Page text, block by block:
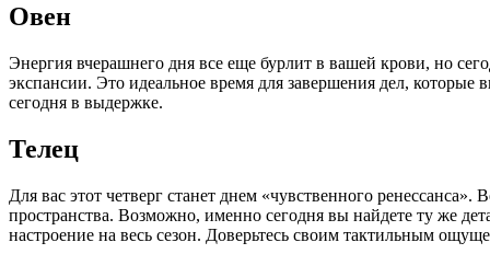
Овен
Энергия вчерашнего дня все еще бурлит в вашей крови, но
экспансии. Это идеальное время для завершения дел, которые
сегодня в выдержке.
Телец
Для вас этот четверг станет днем «чувственного ренессанса».
пространства. Возможно, именно сегодня вы найдете ту же
настроение на весь сезон. Доверьтесь своим тактильным